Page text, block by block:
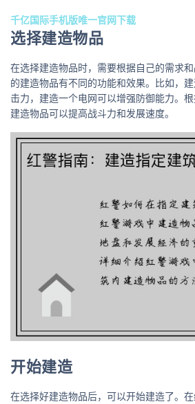
千亿国际手机版唯一官网下载
选择建造物品
在选择建造物品时，需要根据自己的需求
的建造物品有不同的功能和效果。比如，
击力，建造一个电网可以增强防御能力。
建造物品可以提高战斗力和发展速度。
开始建造
在选择好建造物品后，可以开始建造了。